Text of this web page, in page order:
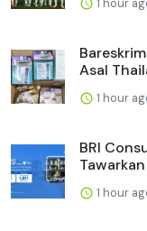
Asal
1 hour
BRI
1 hour